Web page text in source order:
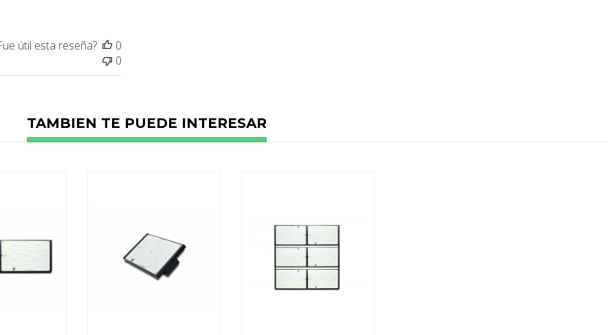
útil esta reseña?
0
0
TAMBIEN TE PUEDE INTERESAR